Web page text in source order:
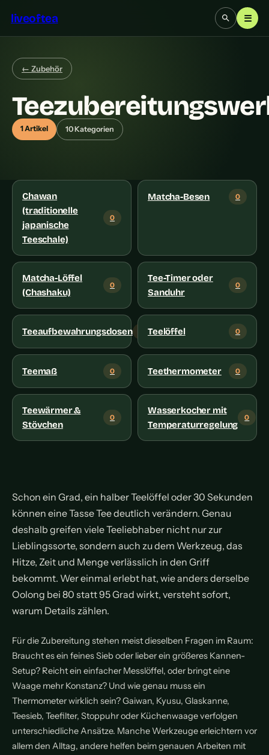
liveoftea ☰
← Zubehör
1 Artikel 10 Kategorien
Chawan
(traditionelle
japanische
Teeschale)
0
Matcha-Besen 0
Matcha-Löffel
(Chashaku)
0
Tee-Timer oder
Sanduhr
0
Teeaufbewahrungsdosen Teelöffel 0
Teemaß 0 Teethermometer 0
Teewärmer &
Stövchen
0
Wasserkocher mit
Temperaturregelung
0
Schon ein Grad, ein halber Teelöffel oder 30 Sekunden
können eine Tasse Tee deutlich verändern. Genau
deshalb greifen viele Teeliebhaber nicht nur zur
Lieblingssorte, sondern auch zu dem Werkzeug, das
Hitze, Zeit und Menge verlässlich in den Griff
bekommt. Wer einmal erlebt hat, wie anders derselbe
Oolong bei 80 statt 95 Grad wirkt, versteht sofort,
warum Details zählen.
Für die Zubereitung stehen meist dieselben Fragen im Raum:
Braucht es ein feines Sieb oder lieber ein größeres Kannen-
Setup? Reicht ein einfacher Messlöffel, oder bringt eine
Waage mehr Konstanz? Und wie genau muss ein
Thermometer wirklich sein? Gaiwan, Kyusu, Glaskanne,
Teesieb, Teefilter, Stoppuhr oder Küchenwaage verfolgen
unterschiedliche Ansätze. Manche Werkzeuge erleichtern vor
allem den Alltag, andere helfen beim genauen Arbeiten mit